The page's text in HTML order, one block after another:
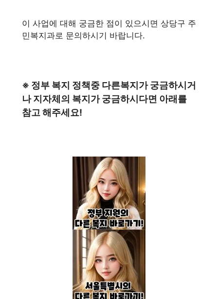
이 사업에 대해 궁금한 점이 있으시면 상당구 주
민복지과로 문의하시기 바랍니다.
※ 정부 복지 정책중 다른복지가 궁금하시거
나 지자체의 복지가 궁금하시다면 아래를
참고 해주세요!